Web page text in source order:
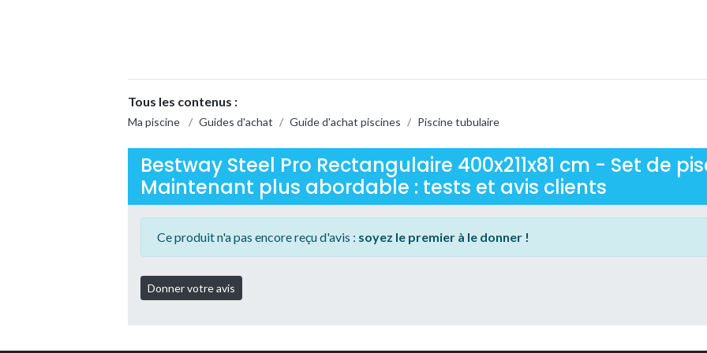
Tous les contenus :
Ma piscine / Guides d'achat / Guide d'achat piscines / Piscine tubulaire
Bestway Steel Pro Rectangulaire 400x211x81 cm - Set de
Maintenant plus abordable : tests et avis clients
Ce produit n'a pas encore reçu d'avis : soyez le premier à le donner !